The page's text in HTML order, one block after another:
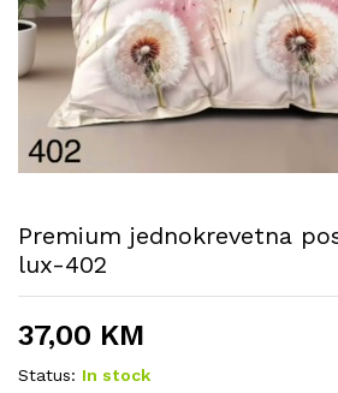
Premium jednokrevetna
lux-402
37,00 KM
Status: In stock